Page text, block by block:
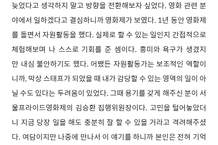
늦었다고 생각하지 말고 방향을 전환해보자 싶었다. 영화 관련 분
야에서 일하겠다고 결심하니까 영화제가 보였다. 1년 동안 영화제
를 돌면서 자원활동을 했다. 실제로 할 수 있는 일인지 간접적으로
체험해보며 나 스스로 기회를 준 셈이다. 흥미와 욕구가 생겼지
만 내심 불안하기도 했다. 어쨌든 자원활동가는 보조적인 역할이
니까, 막상 스태프가 되었을 때 내가 감당할 수 있는 영역의 일이 아
닐 수도 있다는 두려움이 있었다. 그때 용기를 갖게 해주신 분이 서
울프라이드영화제의 김승환 집행위원장이다. 고민을 털어놓았더
니 지금 당장 일을 해도 충분히 잘 할 수 있을 거라고 격려해주셨
다. 여담이지만 나중에 만나서 이 얘기를 하니까 본인은 전혀 기억